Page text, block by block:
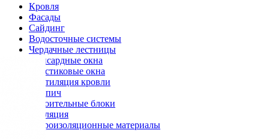
Кровля
Фасады
Сайдинг
Водосточные системы
Чердачные лестницы
Мансардные окна
Пластиковые окна
Вентиляция кровли
Кирпич
Строительные блоки
Изоляция
Гидроизоляционные материалы